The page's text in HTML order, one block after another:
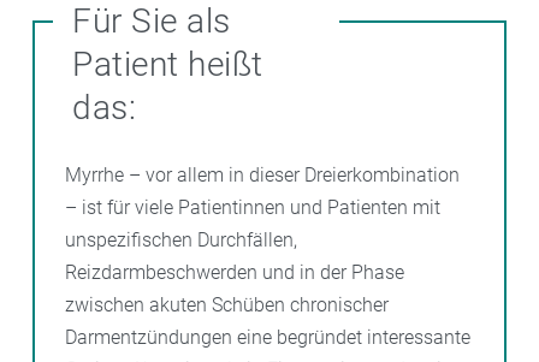
Für Sie als
Patient heißt
das:
Myrrhe – vor allem in dieser Dreierkombination
– ist für viele Patientinnen und Patienten mit
unspezifischen Durchfällen,
Reizdarmbeschwerden und in der Phase
zwischen akuten Schüben chronischer
Darmentzündungen eine begründet interessante